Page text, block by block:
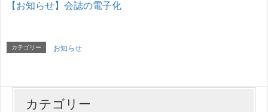
【お知らせ】会誌の電子化
カテゴリー お知らせ
カテゴリー